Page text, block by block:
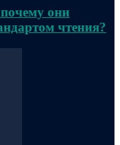
они
чтения?